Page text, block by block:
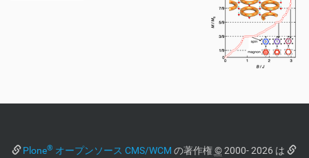
Plone® オープンソース CMS/WCM の著作権©2000- 2026 は